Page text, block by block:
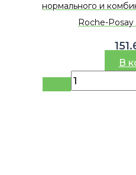
нормального и
Roche-
В